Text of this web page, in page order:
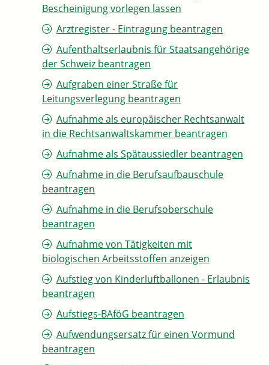
Bescheinigung vorlegen lassen
Arztregister - Eintragung beantragen
Aufenthaltserlaubnis für Staatsangehörige
der Schweiz beantragen
Aufgraben einer Straße für
Leitungsverlegung beantragen
Aufnahme als europäischer Rechtsanwalt
in die Rechtsanwaltskammer beantragen
Aufnahme als Spätaussiedler beantragen
Aufnahme in die Berufsaufbauschule
beantragen
Aufnahme in die Berufsoberschule
beantragen
Aufnahme von Tätigkeiten mit
biologischen Arbeitsstoffen anzeigen
Aufstieg von Kinderluftballonen - Erlaubnis
beantragen
Aufstiegs-BAföG beantragen
Aufwendungsersatz für einen Vormund
beantragen